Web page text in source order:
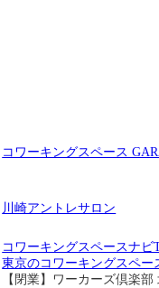
コワーキングスペース
川崎アントレサロン
コワーキングスペースナビ
東京のコワーキングスペー
【閉業】ワーカーズ倶楽部